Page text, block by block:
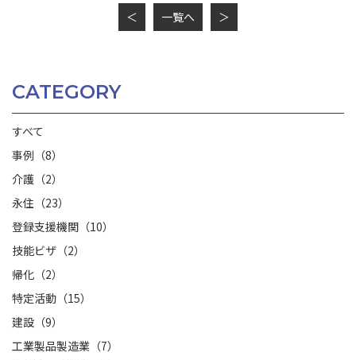
＜ 一覧へ ＞
CATEGORY
すべて
事例（8）
介護（2）
永住（23）
登録支援機関（10）
技能ビザ（2）
帰化（2）
特定活動（15）
建設（9）
工業製品製造業（7）